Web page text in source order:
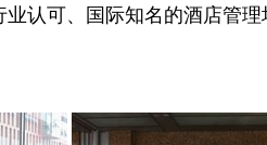
认可、国际知名的酒店管